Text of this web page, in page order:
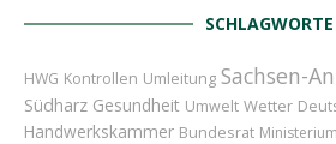
SCHLAGWORTE
HWG Kontrollen Umleitung Sachsen-
Südharz Gesundheit Umwelt Wetter
Handwerkskammer Bundesrat